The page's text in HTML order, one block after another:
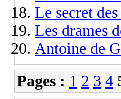
Le secret
Les drames
Antoine de
Pages : 1 2 3 4